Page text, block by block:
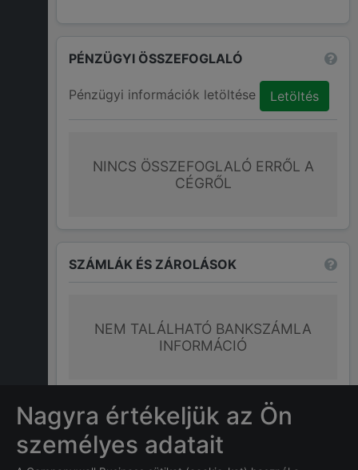
PÉNZÜGYI ÖSSZEFOGLALÓ
Pénzügyi információk letöltése Letöltés
NINCS ÖSSZEFOGLALÓ ERRŐL A
CÉGRŐL
SZÁMLÁK ÉS ZÁROLÁSOK
NEM TALÁLHATÓ BANKSZÁMLA
INFORMÁCIÓ
GYAKRAN ISMÉTELT KÉRDÉSEK
Nagyra értékeljük az Ön
személyes adatait